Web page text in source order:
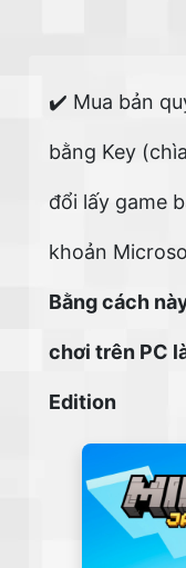
✔️ Mua bản
bằng Key
đổi lấy game
khoản
Bằng cách
chơi trên PC
Edition